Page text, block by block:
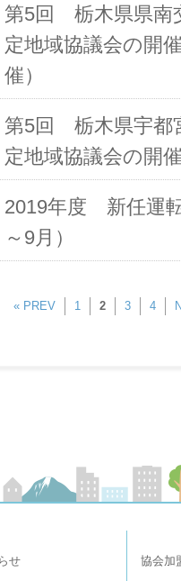
第5回 栃木県県南
定地域協議会の開
催）
第5回 栃木県宇都
定地域協議会の開
2019年度 新任運
～9月）
« PREV 1 2 3 4
せ 協会加